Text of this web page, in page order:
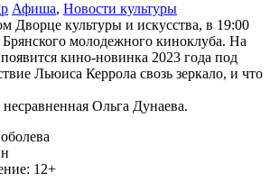
Афиша, Новости культуры
Дворце культуры и искусства, в 19:00
Брянского молодежного киноклуба. На
кино-новинка 2023 года под
Льюиса Керрола свозь зеркало, и что
Ольга Дунаева.
12+